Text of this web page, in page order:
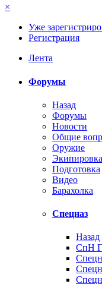
×
Уже
Регистрация
Лента
Форумы
Назад
Форумы
Новости
Общие
Оружие
Экипировка
Подготовка
Видео
Барахолка
Спецназ
Назад
СпН